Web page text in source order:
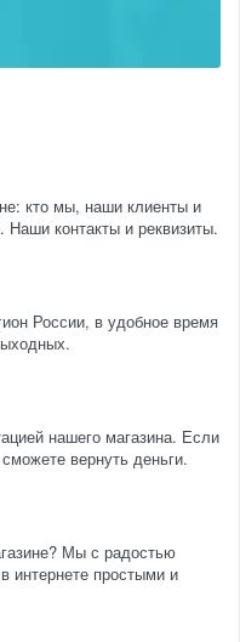
кто мы, наши клиенты и
контакты и реквизиты.
России, в удобное время
нашего магазина. Если
вернуть деньги.
Мы с радостью
интернете простыми и